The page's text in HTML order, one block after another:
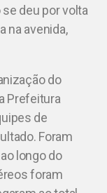
deu por volta
na avenida,
do
Prefeitura
de
Foram
longo do
foram